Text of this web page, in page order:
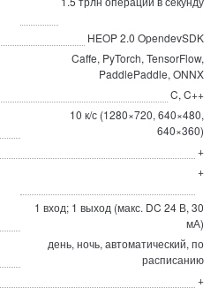
HEOP 2.0 OpendevSDK
Caffe, PyTorch, TensorFlow,
PaddlePaddle, ONNX
C, C++
10 к/с (1280×720, 640×480,
640×360)
+
+
1 вход; 1 выход (макс. DC 24 В, 30
мА)
день, ночь, автоматический, по
расписанию
+